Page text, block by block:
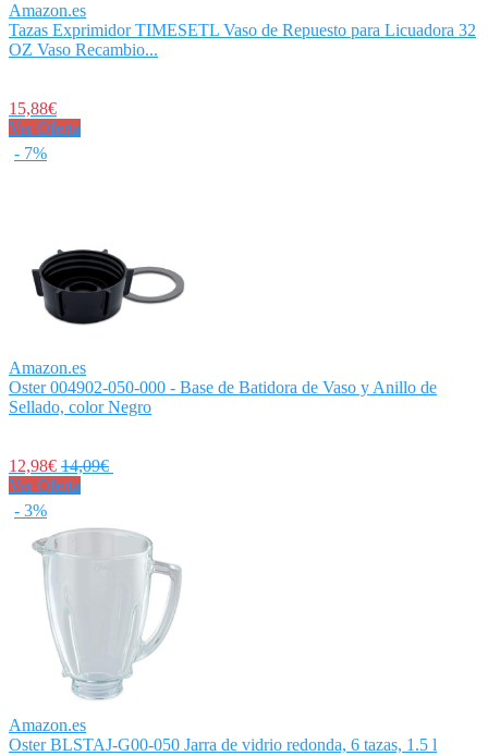
Amazon.es
Tazas Exprimidor TIMESETL Vaso de Repuesto para Licuadora 32
OZ Vaso Recambio...
15,88€
Ver Oferta
- 7%
Amazon.es
Oster 004902-050-000 - Base de Batidora de Vaso y Anillo de
Sellado, color Negro
12,98€ 14,09€
Ver Oferta
- 3%
Amazon.es
Oster BLSTAJ-G00-050 Jarra de vidrio redonda, 6 tazas, 1.5 l